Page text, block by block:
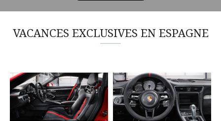
VACANCES EXCLUSIVES EN ESPAGNE